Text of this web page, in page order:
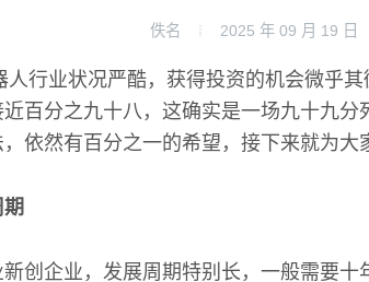
佚名 2025 年 09 月 19 日
人行业状况严酷，获得投资的机会微乎
百分之九十八，这确实是一场九十九
依然有百分之一的希望，接下来就为大
创企业，发展周期特别长，一般需要